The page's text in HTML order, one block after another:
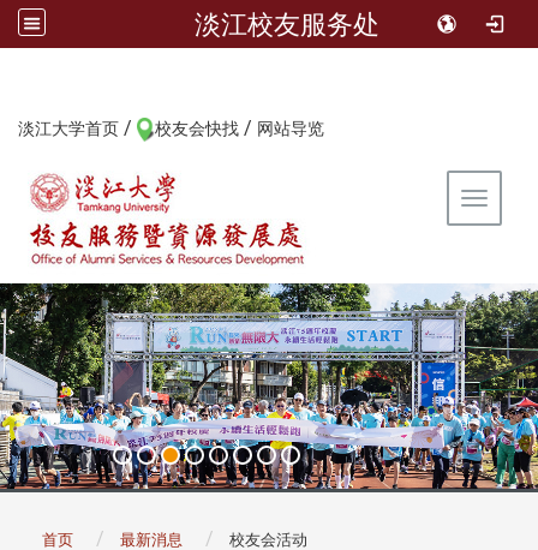
淡江校友服务处
淡江大学首页 / 校友会快找 / 网站导览
Toggle
首页 最新消息 校友会活动